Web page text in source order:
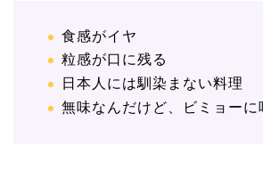
食感がイヤ
粒感が口に残る
日本人には馴染まない料理
無味なんだけど、ビミョーに